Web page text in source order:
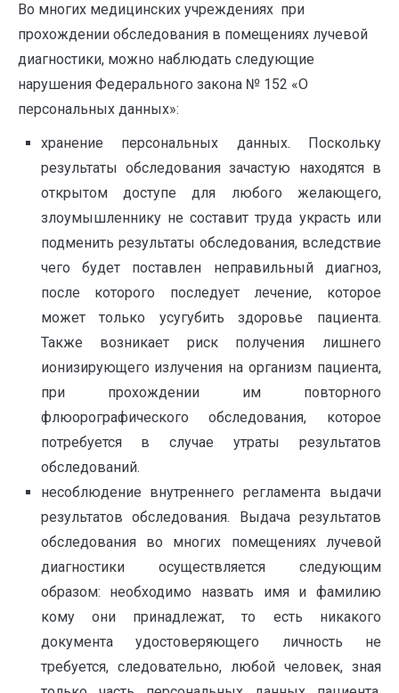
Во многих медицинских учреждениях при
прохождении обследования в помещениях лучевой
диагностики, можно наблюдать следующие
нарушения Федерального закона № 152 «О
персональных данных»:
хранение персональных данных. Поскольку
результаты обследования зачастую находятся в
открытом доступе для любого желающего,
злоумышленнику не составит труда украсть или
подменить результаты обследования, вследствие
чего будет поставлен неправильный диагноз,
после которого последует лечение, которое
может только усугубить здоровье пациента.
Также возникает риск получения лишнего
ионизирующего излучения на организм пациента,
при прохождении им повторного
флюорографического обследования, которое
потребуется в случае утраты результатов
обследований.
несоблюдение внутреннего регламента выдачи
результатов обследования. Выдача результатов
обследования во многих помещениях лучевой
диагностики осуществляется следующим
образом: необходимо назвать имя и фамилию
кому они принадлежат, то есть никакого
документа удостоверяющего личность не
требуется, следовательно, любой человек, зная